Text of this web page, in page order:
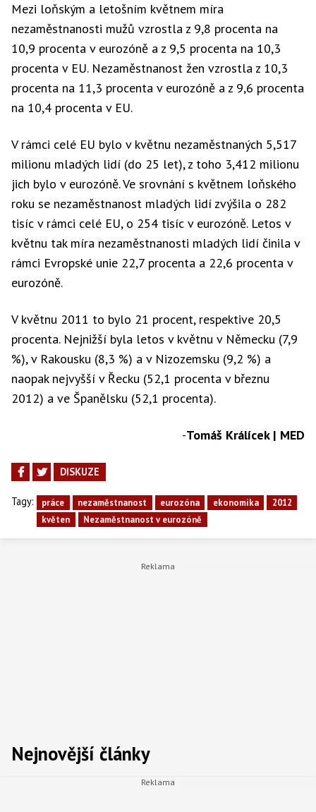
Mezi loňským a letošním květnem míra
nezaměstnanosti mužů vzrostla z 9,8 procenta na
10,9 procenta v eurozóně a z 9,5 procenta na 10,3
procenta v EU. Nezaměstnanost žen vzrostla z 10,3
procenta na 11,3 procenta v eurozóně a z 9,6 procenta
na 10,4 procenta v EU.
V rámci celé EU bylo v květnu nezaměstnaných 5,517
milionu mladých lidí (do 25 let), z toho 3,412 milionu
jich bylo v eurozóně. Ve srovnání s květnem loňského
roku se nezaměstnanost mladých lidí zvýšila o 282
tisíc v rámci celé EU, o 254 tisíc v eurozóně. Letos v
květnu tak míra nezaměstnanosti mladých lidí činila v
rámci Evropské unie 22,7 procenta a 22,6 procenta v
eurozóně.
V květnu 2011 to bylo 21 procent, respektive 20,5
procenta. Nejnižší byla letos v květnu v Německu (7,9
%), v Rakousku (8,3 %) a v Nizozemsku (9,2 %) a
naopak nejvyšší v Řecku (52,1 procenta v březnu
2012) a ve Španělsku (52,1 procenta).
-Tomáš Králícek | MED
DISKUZE
Tagy: práce nezaměstnanost eurozóna ekonomika
2012
květen
Nezaměstnanost v eurozóně
Nejnovější články